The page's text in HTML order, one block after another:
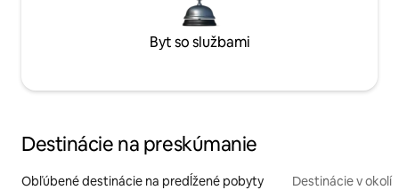
Byt so službami
Destinácie na preskúmanie
Obľúbené destinácie na predĺžené pobyty Destinácie v okolí